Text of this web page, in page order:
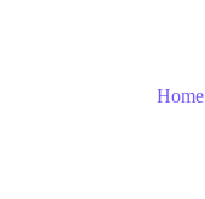
Home